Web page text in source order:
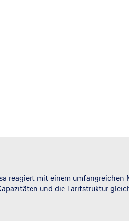
reagiert mit einem umfangreichen
und die Tarifstruktur